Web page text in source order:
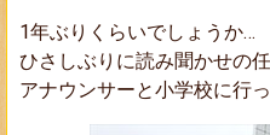
1年ぶりくらいでしょうか…
ひさしぶりに読み聞かせの
アナウンサーと小学校に行